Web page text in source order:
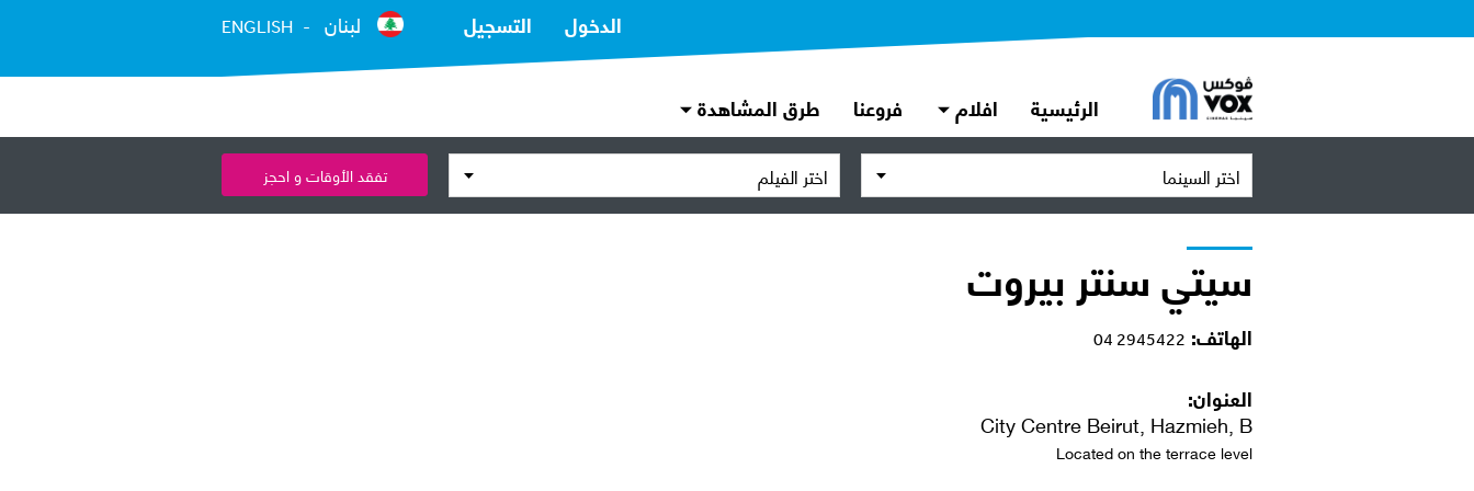
الدخول التسجيل لبنان ENGLISH
الرئيسية افلام فروعنا طرق المشاهدة
اختر السينما اختر الفيلم تفقد الأوقات و احجز
سيتي سنتر بيروت
الهاتف: 04 2945422
العنوان:
City Centre Beirut, Hazmieh, B
Located on the terrace level